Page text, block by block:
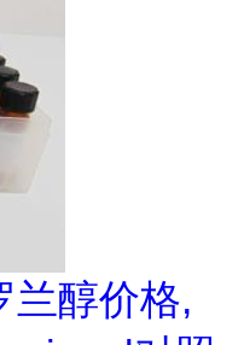
兰醇价格,